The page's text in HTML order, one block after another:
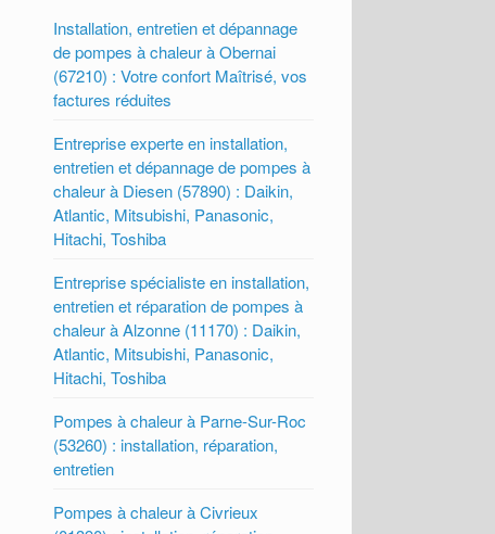
Installation, entretien et dépannage
de pompes à chaleur à Obernai
(67210) : Votre confort Maîtrisé, vos
factures réduites
Entreprise experte en installation,
entretien et dépannage de pompes à
chaleur à Diesen (57890) : Daikin,
Atlantic, Mitsubishi, Panasonic,
Hitachi, Toshiba
Entreprise spécialiste en installation,
entretien et réparation de pompes à
chaleur à Alzonne (11170) : Daikin,
Atlantic, Mitsubishi, Panasonic,
Hitachi, Toshiba
Pompes à chaleur à Parne-Sur-Roc
(53260) : installation, réparation,
entretien
Pompes à chaleur à Civrieux